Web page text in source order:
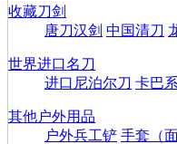
收藏刀剑
唐刀汉剑 中国清刀
世界进口名刀
进口尼泊尔刀 卡巴
其他户外用品
户外兵工铲 手套（面